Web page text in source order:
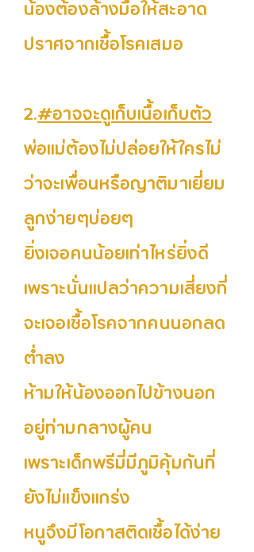
น้องต้องล้างมือให้สะอาด
ปราศจากเชื้อโรคเสมอ
2.#อาจจะดูเก็บเนื้อเก็บตัว
พ่อแม่ต้องไม่ปล่อยให้ใครไม่
ว่าจะเพื่อนหรือญาติมาเยี่ยม
ลูกง่ายๆบ่อยๆ
ยิ่งเจอคนน้อยเท่าไหร่ยิ่งดี
เพราะนั่นแปลว่าความเสี่ยงที่
จะเจอเชื้อโรคจากคนนอกลด
ต่ำลง
ห้ามให้น้องออกไปข้างนอก
อยู่ท่ามกลางผู้คน
เพราะเด็กพรีมี่มีภูมิคุ้มกันที่
ยังไม่แข็งแกร่ง
หนูจึงมีโอกาสติดเชื้อได้ง่าย